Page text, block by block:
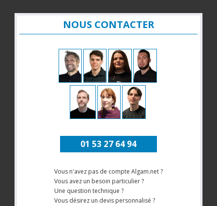
NOUS CONTACTER
01 53 27 64 94
Vous n'avez pas de compte Algam.net ?
Vous avez un besoin particulier ?
Une question technique ?
Vous désirez un devis personnalisé ?